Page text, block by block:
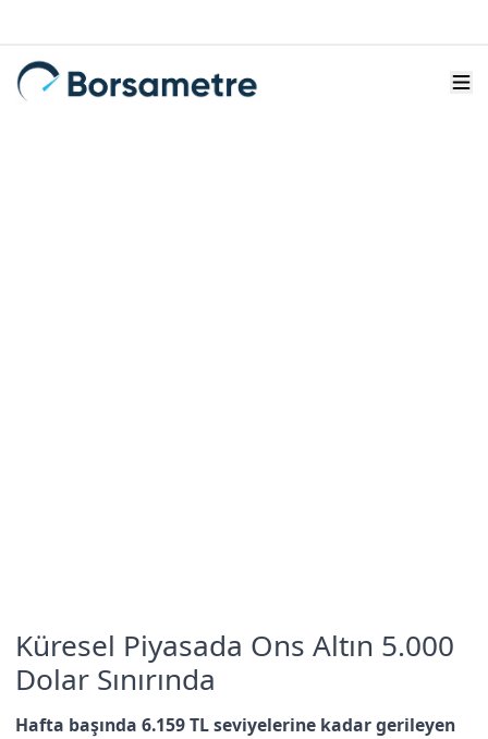
Küresel Piyasada Ons Altın 5.000
Dolar Sınırında
Hafta başında 6.159 TL seviyelerine kadar gerileyen